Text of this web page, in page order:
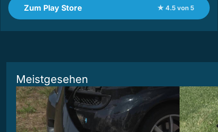
Zum Play Store ★ 4.5 von 5
Meistgesehen